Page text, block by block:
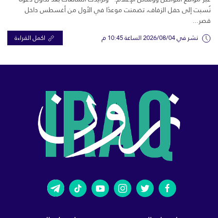
نُسبت إلى حفل الزفاف، تضمنت موعدًا في الأول من أغسطس داخل
قصر...
نشر في 2026/08/04 الساعة 10:45 م اكمل القراءة